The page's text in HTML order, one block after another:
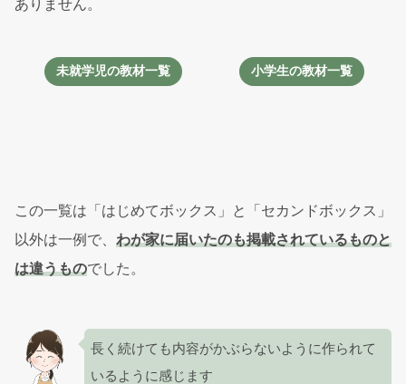
ありません。
未就学児の教材一覧 小学生の教材一覧
この一覧は「はじめてボックス」と「セカンドボックス」
以外は一例で、 わが家に届いたのも掲載されているものと
は違うものでした。
長く続けても内容がかぶらないように作られて
いるように感じます